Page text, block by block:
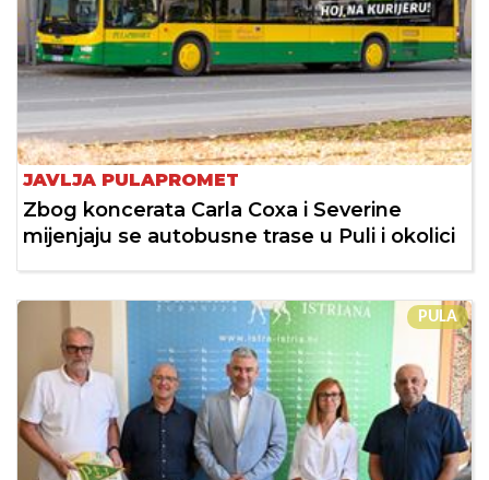
JAVLJA PULAPROMET
Zbog koncerata Carla Coxa i Severine
mijenjaju se autobusne trase u Puli i okolici
PULA